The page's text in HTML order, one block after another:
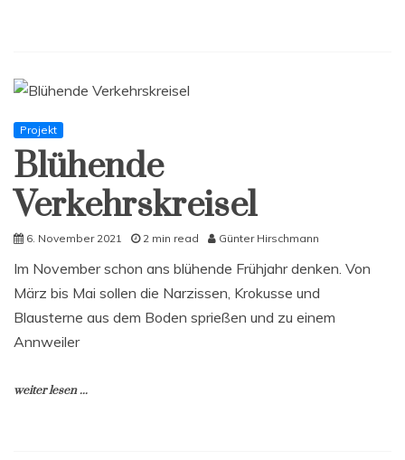
Projekt
Blühende
Verkehrskreisel
6. November 2021 2 min read Günter Hirschmann
Im November schon ans blühende Frühjahr denken. Von
März bis Mai sollen die Narzissen, Krokusse und
Blausterne aus dem Boden sprießen und zu einem
Annweiler
weiter lesen ...